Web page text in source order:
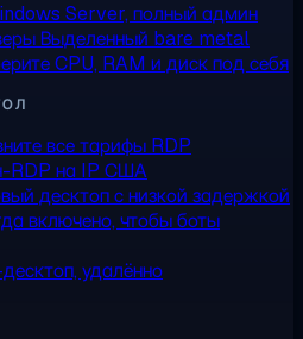
Server, полный админ
Выделенный bare metal
CPU, RAM и диск под себя
все тарифы RDP
RDP на IP США
десктоп с низкой задержкой
включено, чтобы боты
удалённо